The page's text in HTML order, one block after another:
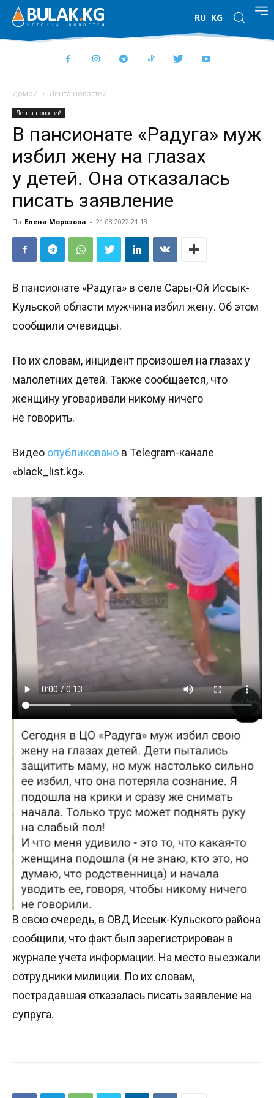
RU KG
Домой Лента новостей
Лента новостей
В пансионате «Радуга» муж
избил жену на глазах
у детей. Она отказалась
писать заявление
По Елена Морозова - 21.08.2022 21:13
В пансионате «Радуга» в селе Сары-Ой Иссык-
Кульской области мужчина избил жену. Об этом
сообщили очевидцы.
По их словам, инцидент произошел на глазах у
малолетних детей. Также сообщается, что
женщину уговаривали никому ничего
не говорить.
Видео опубликовано в Telegram-канале
«black_list.kg».
В свою очередь, в ОВД Иссык-Кульского района
сообщили, что факт был зарегистрирован в
журнале учета информации. На место выезжали
сотрудники милиции. По их словам,
пострадавшая отказалась писать заявление на
супруга.